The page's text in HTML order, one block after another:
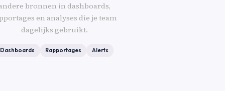
bronnen in dashboards,
en analyses die je team
dagelijks gebruikt.
Dashboards Rapportages Alerts